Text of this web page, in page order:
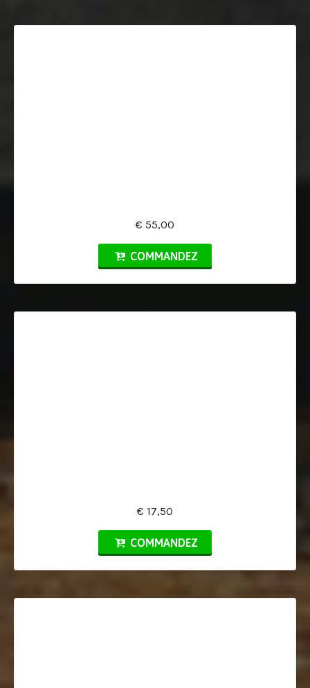
€ 55,00
COMMANDEZ
€ 17,50
COMMANDEZ